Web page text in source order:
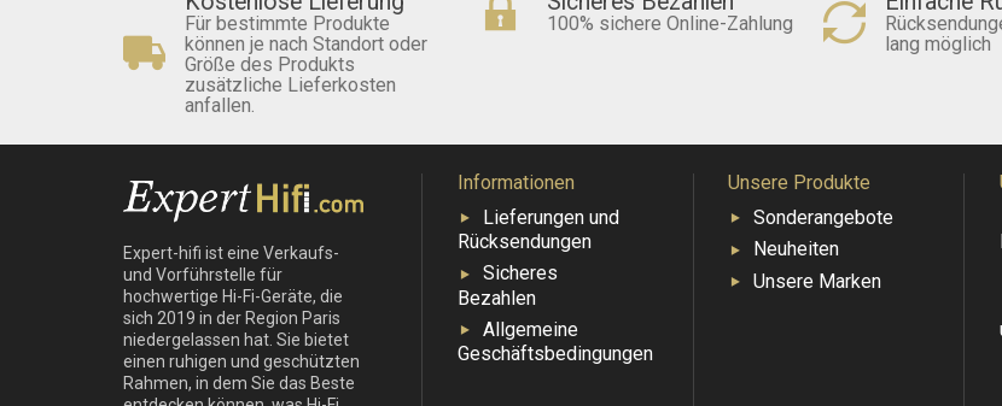
Für bestimmte Produkte
können je nach Standort oder
Größe des Produkts
zusätzliche Lieferkosten
anfallen.
100% sichere Online-Zahlung
lang möglich
Expert-hifi ist eine Verkaufs-
und Vorführstelle für
hochwertige Hi-Fi-Geräte, die
sich 2019 in der Region Paris
niedergelassen hat. Sie bietet
einen ruhigen und geschützten
Rahmen, in dem Sie das Beste
Informationen
Lieferungen und
Rücksendungen
Sicheres
Bezahlen
Allgemeine
Geschäftsbedingungen
Unsere Produkte
Sonderangebote
Neuheiten
Unsere Marken